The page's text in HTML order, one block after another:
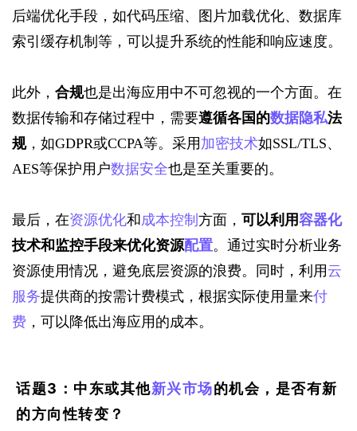
后端优化手段，如代码压缩、图片加载优化、数据库
索引缓存机制等，可以提升系统的性能和响应速度。
此外， 合规也是出海应用中不可忽视的一个方面。在
数据传输和存储过程中，需要遵循各国的数据隐私法
规，如GDPR或CCPA等。采用 加密技术如SSL/TLS、
AES等保护用户数据安全也是至关重要的。
最后，在资源优化和成本控制 方面， 可以利用容器化
技术和监控手段来优化资源配置。通过实时分析业务
资源使用情况，避免底层资源的浪费。同时，利用 云
服务提供商的按需计费模式，根据实际使用量来付
费 ，可以降低出海应用的成本。
话题3：中东或其他新兴市场的机会，是否有新
的方向性转变？